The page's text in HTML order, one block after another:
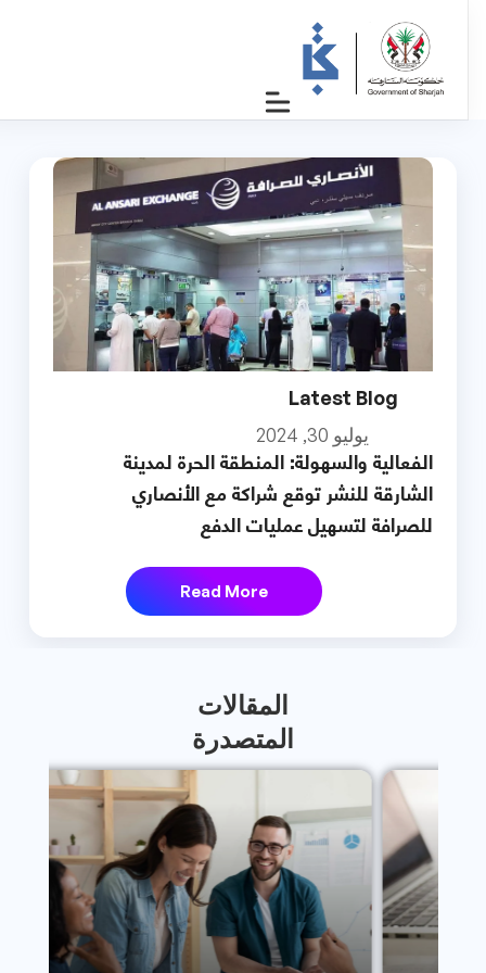
Latest Blog
يوليو 30, 2024
الفعالية والسهولة: المنطقة الحرة لمدينة
الشارقة للنشر توقع شراكة مع الأنصاري
للصرافة لتسهيل عمليات الدفع
Read More
المقالات
المتصدرة